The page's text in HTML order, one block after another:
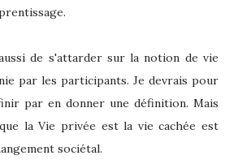
de s'attarder sur la notion de vie
par les participants. Je devrais pour
par en donner une définition. Mais
la Vie privée est la vie cachée est
sociétal.